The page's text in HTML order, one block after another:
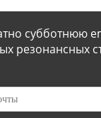
субботнюю
резонансных